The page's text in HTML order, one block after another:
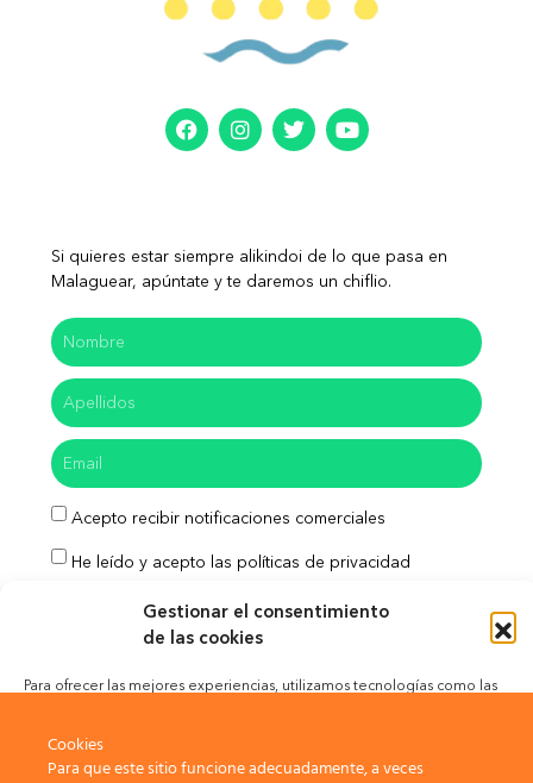
Gestionar el consentimiento
de las cookies
Para ofrecer las mejores experiencias, utilizamos tecnologías como las
el comportamiento de navegación o las identificaciones únicas en este
sitio. No consentir o retirar el consentimiento, puede afectar
Si quieres estar siempre alikindoi de lo que pasa en
Malaguear, apúntate y te daremos un chiflio.
Acepto recibir notificaciones comerciales
He leído y acepto las políticas de privacidad
Cookies
Para que este sitio funcione adecuadamente, a veces